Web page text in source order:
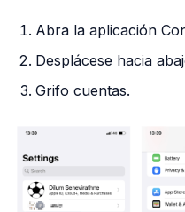
Abra la aplicación
Desplácese hacia
Grifo cuentas.